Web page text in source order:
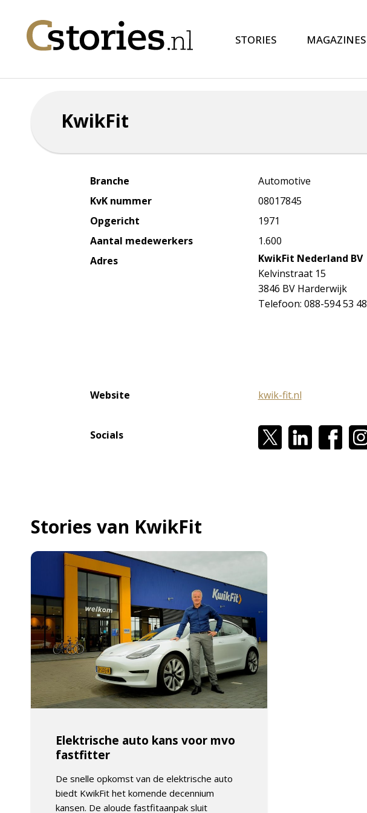
STORIES MAGAZINES
KwikFit
Branche
Automotive
KvK nummer
08017845
Opgericht
1971
Aantal medewerkers
1.600
Adres
KwikFit Nederland BV
Kelvinstraat 15
3846 BV Harderwijk
Telefoon: 088-594 53 48
Website kwik-fit.nl
Socials
Stories van KwikFit
Elektrische auto kans voor mvo
fastfitter
De snelle opkomst van de elektrische auto
biedt KwikFit het komende decennium
kansen. De aloude fastfitaanpak sluit